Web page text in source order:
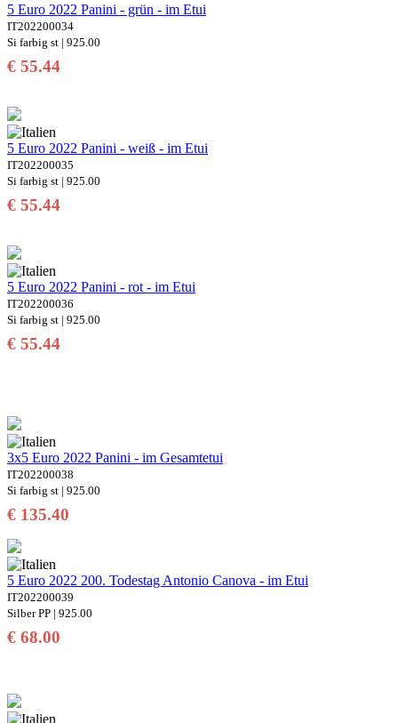
5 Euro 2022 Panini - grün - im Etui
IT202200034
Si farbig st | 925.00
€ 55.44
5 Euro 2022 Panini - weiß - im Etui
IT202200035
Si farbig st | 925.00
€ 55.44
5 Euro 2022 Panini - rot - im Etui
IT202200036
Si farbig st | 925.00
€ 55.44
3x5 Euro 2022 Panini - im Gesamtetui
IT202200038
Si farbig st | 925.00
€ 135.40
5 Euro 2022 200. Todestag Antonio Canova - im Etui
IT202200039
Silber PP | 925.00
€ 68.00